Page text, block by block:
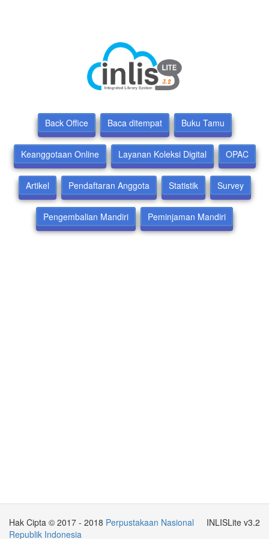
Back Office Baca ditempat Buku Tamu
Keanggotaan Online Layanan Koleksi Digital OPAC
Artikel Pendaftaran Anggota Statistik Survey
Pengembalian Mandiri Peminjaman Mandiri
INLISLite v3.2
Hak Cipta © 2017 - 2018 Perpustakaan Nasional
Republik Indonesia